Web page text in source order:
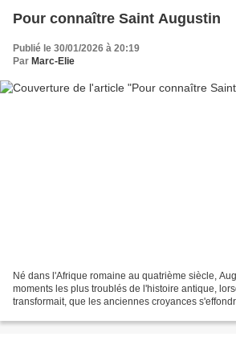
Pour connaître Saint Augustin
Publié le 30/01/2026 à 20:19
Par Marc-Elie
Né dans l'Afrique romaine au quatrième siècle,
moments les plus troublés de l'histoire antique,
transformait, que les anciennes croyances